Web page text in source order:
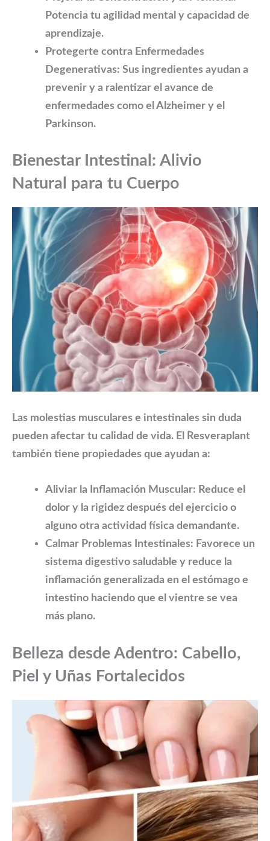
Potencia tu agilidad mental y capacidad de
aprendizaje.
Protegerte contra Enfermedades
Degenerativas: Sus ingredientes ayudan a
prevenir y a ralentizar el avance de
enfermedades como el Alzheimer y el
Parkinson.
Bienestar Intestinal: Alivio
Natural para tu Cuerpo
Las molestias musculares e intestinales sin duda
pueden afectar tu calidad de vida. El
Resveraplant
también tiene propiedades que ayudan a:
Aliviar la Inflamación Muscular: Reduce el
dolor y la rigidez después del ejercicio o
alguno otra actividad física demandante.
Calmar Problemas Intestinales: Favorece un
sistema digestivo saludable y reduce la
inflamación generalizada en el estómago e
intestino haciendo que el vientre se vea
más plano.
Belleza desde Adentro: Cabello,
Piel y Uñas Fortalecidos